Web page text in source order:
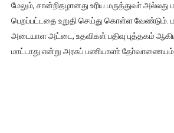
மேலும், சான்றிதழானது உரிய மருத்துவா் அல்லது
பெறப்பட்டதை உறுதி செய்து கொள்ள வேண்டும்.
அடையாள அட்டை, உதவிகள் பதிவு புத்தகம்
மாட்டாது என்று அரசுப் பணியாளா் தோ்வாணையம்